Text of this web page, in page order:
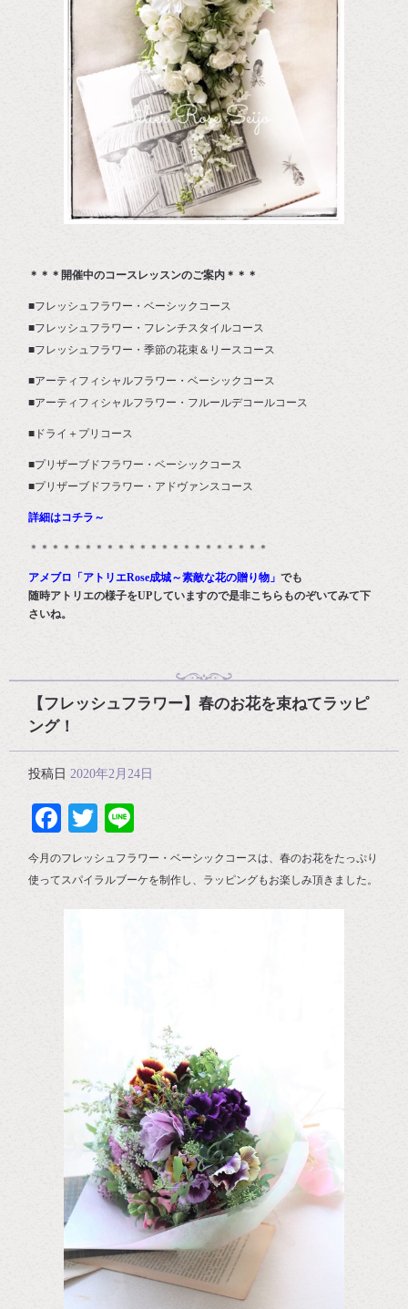
＊＊＊開催中のコースレッスンのご案内＊＊＊
■フレッシュフラワー・ベーシックコース
■フレッシュフラワー・フレンチスタイルコース
■フレッシュフラワー・季節の花束＆リースコース
■アーティフィシャルフラワー・ベーシックコース
■アーティフィシャルフラワー・フルールデコールコース
■ドライ＋プリコース
■プリザーブドフラワー・ベーシックコース
■プリザーブドフラワー・アドヴァンスコース
詳細はコチラ～
＊＊＊＊＊＊＊＊＊＊＊＊＊＊＊＊＊＊＊＊＊＊
アメブロ「アトリエRose成城～素敵な花の贈り物」でも
随時アトリエの様子をUPしていますので是非こちらものぞいてみて下
さいね。
【フレッシュフラワー】春のお花を束ねてラッピ
ング！
投稿日 2020年2月24日
Facebook
Twitter
今月のフレッシュフラワー・ベーシックコースは、春のお花をたっぷり
使ってスパイラルブーケを制作し、ラッピングもお楽しみ頂きました。